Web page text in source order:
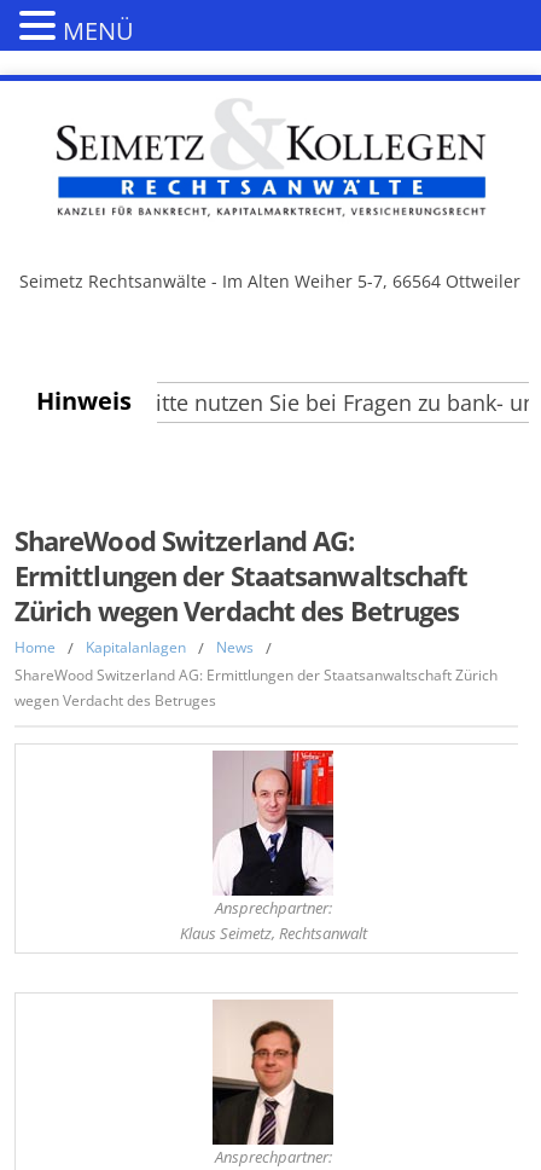
Seimetz Rechtsanwälte - Im Alten Weiher 5-7, 66564 Ottweiler
Hinweisbitte nutzen Sie bei Fragen zu bank- und
ShareWood Switzerland AG:
Ermittlungen der Staatsanwaltschaft
Zürich wegen Verdacht des Betruges
Home / Kapitalanlagen / News /
ShareWood Switzerland AG: Ermittlungen der Staatsanwaltschaft Zürich
wegen Verdacht des Betruges
Ansprechpartner:
Klaus Seimetz, Rechtsanwalt
Ansprechpartner:
MENÜ